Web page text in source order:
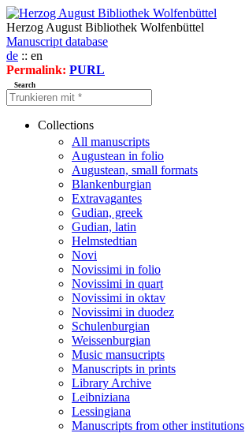
Herzog August Bibliothek Wolfenbüttel
Manuscript database
de :: en
Permalink: PURL
Search
Collections
All manuscripts
Augustean in folio
Augustean, small formats
Blankenburgian
Extravagantes
Gudian, greek
Gudian, latin
Helmstedtian
Novi
Novissimi in folio
Novissimi in quart
Novissimi in oktav
Novissimi in duodez
Schulenburgian
Weissenburgian
Music mansucripts
Manuscripts in prints
Library Archive
Leibniziana
Lessingiana
Manuscripts from other institutions